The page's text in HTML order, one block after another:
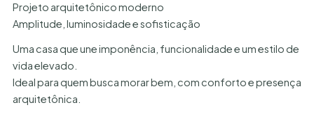
Projeto arquitetônico moderno
Amplitude, luminosidade e sofisticação
Uma casa que une imponência, funcionalidade e um estilo de
vida elevado.
Ideal para quem busca morar bem, com conforto e presença
arquitetônica.